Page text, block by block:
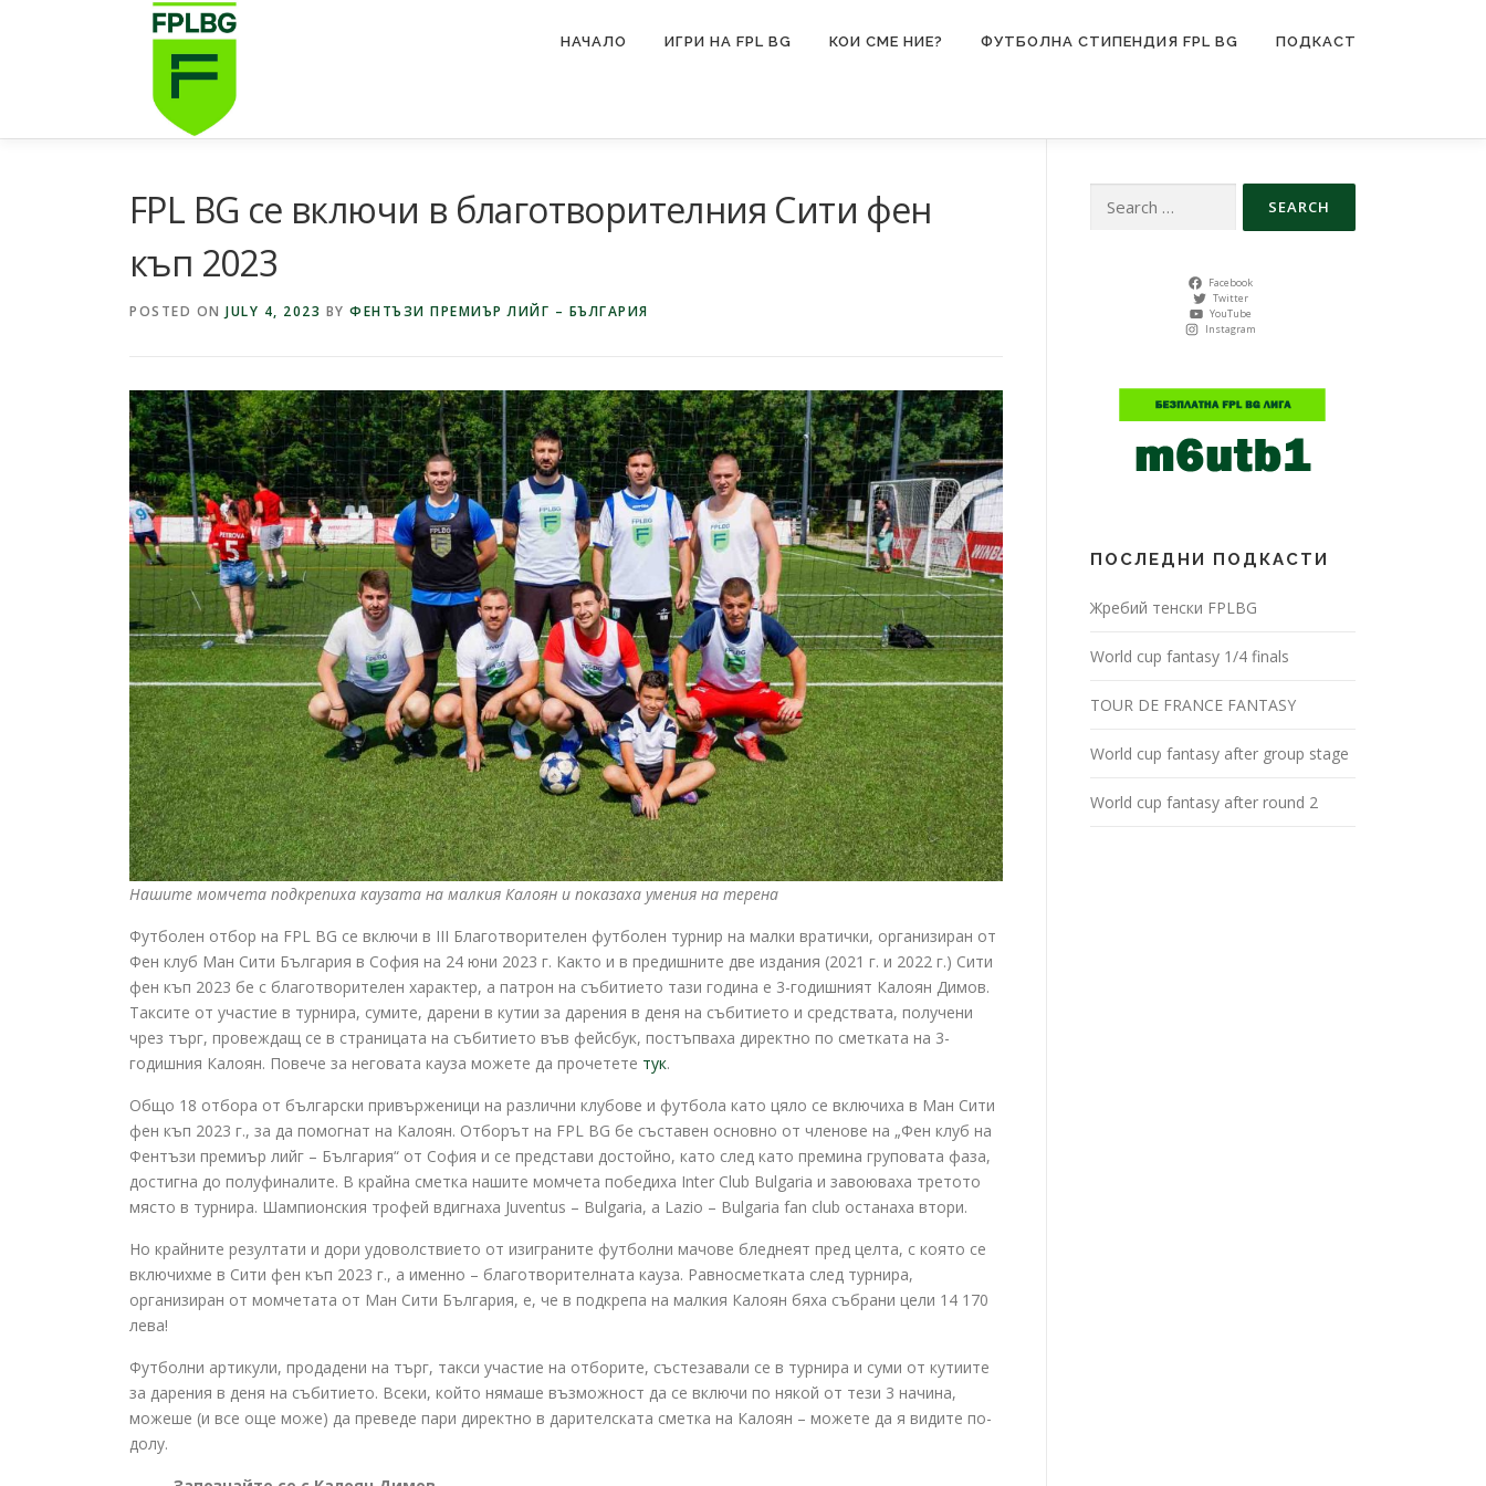
НАЧАЛО ИГРИ НА FPL BG КОИ СМЕ НИЕ? ФУТБОЛНА СТИПЕНДИЯ FPL BG ПОДКАСТ
FPL BG се включи в благотворителния Сити фен
къп 2023
POSTED ON JULY 4, 2023 BY ФЕНТЪЗИ ПРЕМИЪР ЛИЙГ – БЪЛГАРИЯ
Нашите момчета подкрепиха каузата на малкия Калоян и показаха умения на терена
Футболен отбор на FPL BG се включи в III Благотворителен футболен турнир на малки вратички, организиран от
Фен клуб Ман Сити България в София на 24 юни 2023 г. Както и в предишните две издания (2021 г. и 2022 г.) Сити
фен къп 2023 бе с благотворителен характер, а патрон на събитието тази година е 3-годишният Калоян Димов.
Таксите от участие в турнира, сумите, дарени в кутии за дарения в деня на събитието и средствата, получени
чрез търг, провеждащ се в страницата на събитието във фейсбук, постъпваха директно по сметката на 3-
годишния Калоян. Повече за неговата кауза можете да прочетете тук.
Общо 18 отбора от български привърженици на различни клубове и футбола като цяло се включиха в Ман Сити
фен къп 2023 г., за да помогнат на Калоян. Отборът на FPL BG бе съставен основно от членове на „Фен клуб на
Фентъзи премиър лийг – България“ от София и се представи достойно, като след като премина груповата фаза,
достигна до полуфиналите. В крайна сметка нашите момчета победиха Inter Club Bulgaria и завоюваха третото
място в турнира. Шампионския трофей вдигнаха Juventus – Bulgaria, а Lazio – Bulgaria fan club останаха втори.
Но крайните резултати и дори удоволствието от изиграните футболни мачове бледнеят пред целта, с която се
включихме в Сити фен къп 2023 г., а именно – благотворителната кауза. Равносметката след турнира,
организиран от момчетата от Ман Сити България, е, че в подкрепа на малкия Калоян бяха събрани цели 14 170
лева!
Футболни артикули, продадени на търг, такси участие на отборите, състезавали се в турнира и суми от кутиите
за дарения в деня на събитието. Всеки, който нямаше възможност да се включи по някой от тези 3 начина,
можеше (и все още може) да преведе пари директно в дарителската сметка на Калоян – можете да я видите по-
долу.
for:
Facebook
Twitter
YouTube
Instagram
ПОСЛЕДНИ ПОДКАСТИ
Жребий тенски FPLBG
World cup fantasy 1/4 finals
TOUR DE FRANCE FANTASY
World cup fantasy after group stage
World cup fantasy after round 2